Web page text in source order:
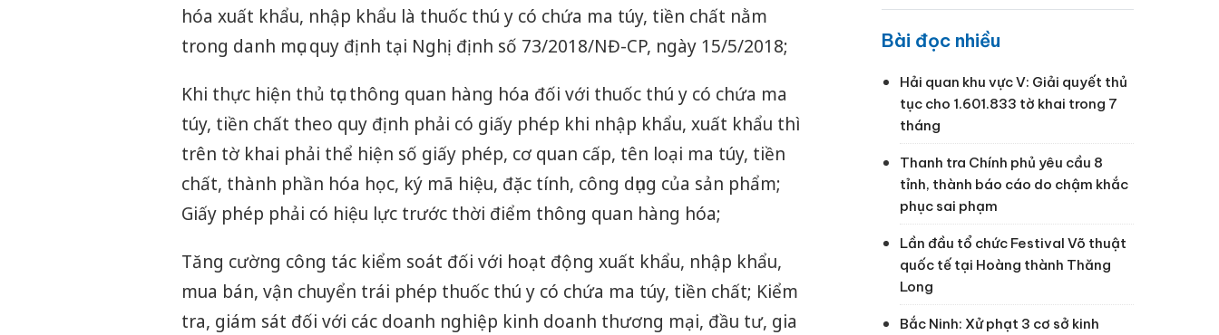
hóa xuất khẩu, nhập khẩu là thuốc thú y có chứa ma túy, tiền chất nằm
trong danh mục quy định tại Nghị định số 73/2018/NĐ-CP, ngày 15/5/2018;
Khi thực hiện thủ tục thông quan hàng hóa đối với thuốc thú y có chứa ma
túy, tiền chất theo quy định phải có giấy phép khi nhập khẩu, xuất khẩu thì
trên tờ khai phải thể hiện số giấy phép, cơ quan cấp, tên loại ma túy, tiền
chất, thành phần hóa học, ký mã hiệu, đặc tính, công dụng của sản phẩm;
Giấy phép phải có hiệu lực trước thời điểm thông quan hàng hóa;
Tăng cường công tác kiểm soát đối với hoạt động xuất khẩu, nhập khẩu,
mua bán, vận chuyển trái phép thuốc thú y có chứa ma túy, tiền chất; Kiểm
tra, giám sát đối với các doanh nghiệp kinh doanh thương mại, đầu tư, gia
Bài đọc nhiều
Hải quan khu vực V: Giải quyết thủ
tục cho 1.601.833 tờ khai trong 7
tháng
Thanh tra Chính phủ yêu cầu 8
tỉnh, thành báo cáo do chậm khắc
phục sai phạm
Lần đầu tổ chức Festival Võ thuật
quốc tế tại Hoàng thành Thăng
Long
Bắc Ninh: Xử phạt 3 cơ sở kinh